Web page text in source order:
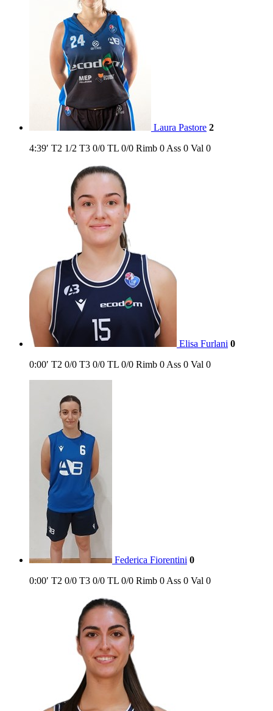
Laura Pastore 2
4:39′ T2 1/2 T3 0/0 TL 0/0 Rimb 0 Ass 0 Val 0
Elisa Furlani 0
0:00′ T2 0/0 T3 0/0 TL 0/0 Rimb 0 Ass 0 Val 0
Federica Fiorentini 0
0:00′ T2 0/0 T3 0/0 TL 0/0 Rimb 0 Ass 0 Val 0